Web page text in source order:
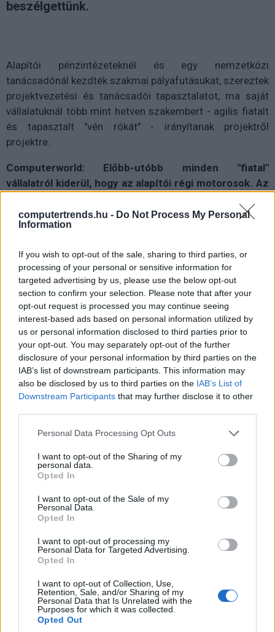
computertrends.hu - Do Not Process My Personal
Information
If you wish to opt-out of the sale, sharing to third parties, or
processing of your personal or sensitive information for
targeted advertising by us, please use the below opt-out
section to confirm your selection. Please note that after your
opt-out request is processed you may continue seeing
interest-based ads based on personal information utilized by
us or personal information disclosed to third parties prior to
your opt-out. You may separately opt-out of the further
disclosure of your personal information by third parties on the
IAB’s list of downstream participants. This information may
also be disclosed by us to third parties on the IAB’s List of
Downstream Participants that may further disclose it to other
Please note that this website/app uses one or more Google
not limited to your visit or usage behaviour. You may click to
grant or deny consent to Google and its third-party tags to
use your data for below specified purposes in below Google
consent section.
Personal Data Processing Opt Outs
I want to opt-out of the Sharing of my
personal data.
Opted In
I want to opt-out of the Sale of my
Personal Data.
Opted In
I want to opt-out of processing my
Personal Data for Targeted Advertising.
Opted In
I want to opt-out of Collection, Use,
Retention, Sale, and/or Sharing of my
Personal Data that Is Unrelated with the
Purposes for which it was collected.
Opted Out
beszélgettünk.
Alapítói pénzintézeteknél és egy nemzetközi
tanácsadónál kezdték szakmai pályafutásukat, szereztek
projektvezetési és tanácsadói tapasztalatot, ma saját
vállalatuknál több mint hetven szakembert - agilis fiatalt
és tapasztalt "vén rókát" - irányítanak projektről
projektre.
Computerworld: Előbb-utóbb minden "fiatal"
vállalatról kiderül, hogy az alapítói régi motorosok. Az
Illés József:Két és fél éve alapítottuk az IDBC-t;
erőforrások közvetítésével foglalkozunk, és immár jelen
vagyunk Ausztriában, Németországban,
Spanyolországban és régiónk több országában.
Korábban főleg banki és nagyvállalati szegmensben
szereztünk bel- és külföldi tapasztalatokat.
CW: A gyors változások közepette milyen területeket
Dohos Ágnes:Mind a kereskedelmi, mind a pénzintézeti
szektorban megváltoztak az igények. A piaci szereplők
hamarabb szeretnének reagálni az ügyfelek vásárlási